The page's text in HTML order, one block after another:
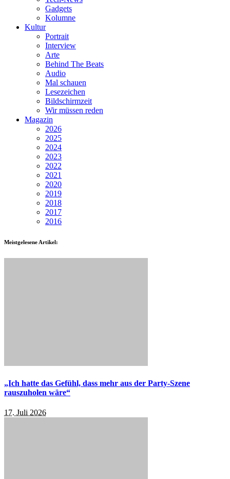
Gadgets
Kolumne
Kultur
Portrait
Interview
Arte
Behind The Beats
Audio
Mal schauen
Lesezeichen
Bildschirmzeit
Wir müssen reden
Magazin
2026
2025
2024
2023
2022
2021
2020
2019
2018
2017
2016
Meistgelesene Artikel:
„Ich hatte das Gefühl, dass mehr aus der Party-Szene
rauszuholen wäre“
17. Juli 2026